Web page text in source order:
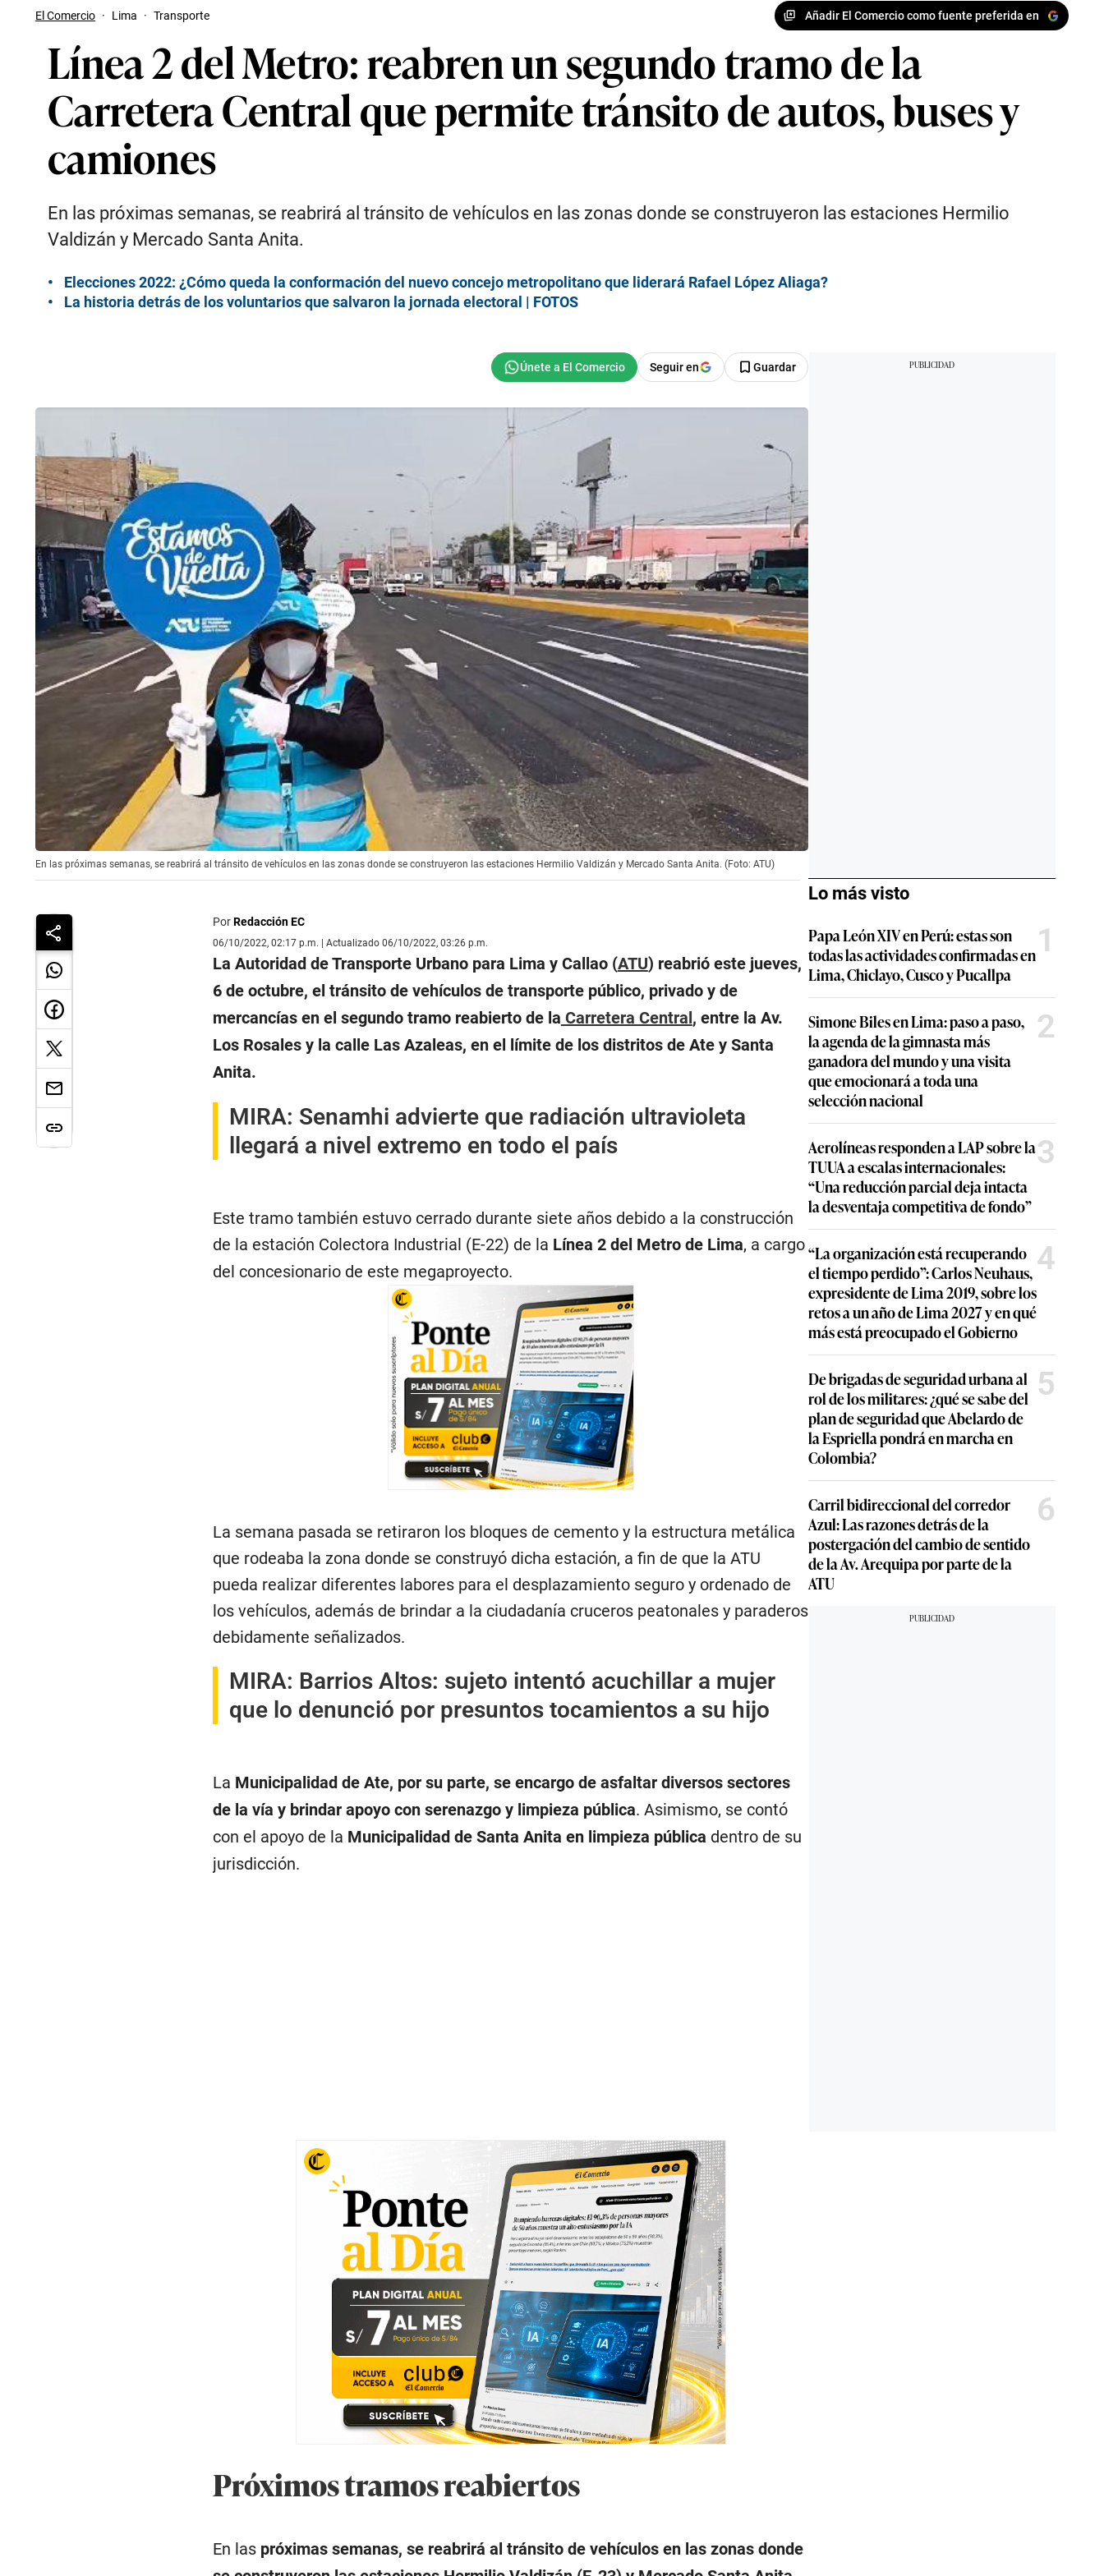
El Comercio · Lima · Transporte Añadir El Comercio como fuente preferida en
Línea 2 del Metro: reabren un segundo tramo de la
Carretera Central que permite tránsito de autos, buses y
camiones
En las próximas semanas, se reabrirá al tránsito de vehículos en las zonas donde se construyeron las estaciones Hermilio
Valdizán y Mercado Santa Anita.
Elecciones 2022: ¿Cómo queda la conformación del nuevo concejo metropolitano que liderará Rafael López Aliaga?
La historia detrás de los voluntarios que salvaron la jornada electoral | FOTOS
Seguir en Guardar
En las próximas semanas, se reabrirá al tránsito de vehículos en las zonas donde se construyeron las estaciones Hermilio Valdizán y Mercado Santa Anita. (Foto: ATU)
PorRedacción EC
06/10/2022, 02:17 p.m. | Actualizado 06/10/2022, 03:26 p.m.
La Autoridad de Transporte Urbano para Lima y Callao (ATU) reabrió este jueves,
6 de octubre, el tránsito de vehículos de transporte público, privado y de
mercancías en el segundo tramo reabierto de la Carretera Central, entre la Av.
Los Rosales y la calle Las Azaleas, en el límite de los distritos de Ate y Santa
Anita.
MIRA: Senamhi advierte que radiación ultravioleta
llegará a nivel extremo en todo el país
Este tramo también estuvo cerrado durante siete años debido a la construcción
de la estación Colectora Industrial (E-22) de la Línea 2 del Metro de Lima, a cargo
del concesionario de este megaproyecto.
La semana pasada se retiraron los bloques de cemento y la estructura metálica
que rodeaba la zona donde se construyó dicha estación, a fin de que la ATU
pueda realizar diferentes labores para el desplazamiento seguro y ordenado de
los vehículos, además de brindar a la ciudadanía cruceros peatonales y paraderos
debidamente señalizados.
MIRA: Barrios Altos: sujeto intentó acuchillar a mujer
que lo denunció por presuntos tocamientos a su hijo
La Municipalidad de Ate, por su parte, se encargo de asfaltar diversos sectores
de la vía y brindar apoyo con serenazgo y limpieza pública. Asimismo, se contó
con el apoyo de la Municipalidad de Santa Anita en limpieza pública dentro de su
jurisdicción.
Próximos tramos reabiertos
En las próximas semanas, se reabrirá al tránsito de vehículos en las zonas donde
Lo más visto
Papa León XIV en Perú: estas son
todas las actividades confirmadas en
Lima, Chiclayo, Cusco y Pucallpa
1
Simone Biles en Lima: paso a paso,
la agenda de la gimnasta más
ganadora del mundo y una visita
que emocionará a toda una
selección nacional
2
Aerolíneas responden a LAP sobre la
TUUA a escalas internacionales:
“Una reducción parcial deja intacta
la desventaja competitiva de fondo”
3
“La organización está recuperando
el tiempo perdido”: Carlos Neuhaus,
expresidente de Lima 2019, sobre los
retos a un año de Lima 2027 y en qué
más está preocupado el Gobierno
4
De brigadas de seguridad urbana al
rol de los militares: ¿qué se sabe del
plan de seguridad que Abelardo de
la Espriella pondrá en marcha en
Colombia?
5
Carril bidireccional del corredor
Azul: Las razones detrás de la
postergación del cambio de sentido
de la Av. Arequipa por parte de la
ATU
6